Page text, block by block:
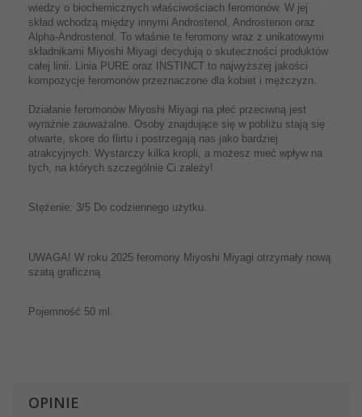
wiedzy o biochemicznych właściwościach feromonów. W jej
skład wchodzą między innymi Androstenol, Androstenon oraz
Alpha-Androstenol. To właśnie te feromony wraz z unikatowymi
składnikami Miyoshi Miyagi decydują o skuteczności produktów
całej linii. Linia PURE oraz INSTINCT to najwyższej jakości
kompozycje feromonów przeznaczone dla kobiet i mężczyzn.
Działanie feromonów Miyoshi Miyagi na płeć przeciwną jest
wyraźnie zauważalne. Osoby znajdujące się w pobliżu stają się
otwarte, skore do flirtu i postrzegają nas jako bardziej
atrakcyjnych. Wystarczy kilka kropli, a możesz mieć wpływ na
tych, na których szczególnie Ci zależy!
Stężenie: 3/5 Do codziennego użytku.
UWAGA! W roku 2025 feromony Miyoshi Miyagi otrzymały nową
szatą graficzną
Pojemność 50 ml.
OPINIE